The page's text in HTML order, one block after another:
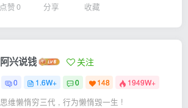
点赞0 分享 收藏
阿兴说钱 关注
0 1.6W+ 0 148 1949W+
思维懒惰穷三代 , 行为懒惰毁一生 !